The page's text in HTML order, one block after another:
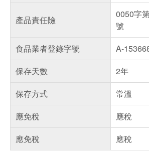
產品責任險
0050字
號
食品業者登錄字號
A-
保存天數
2年
保存方式
常溫
應免稅
應稅
應免稅
應稅